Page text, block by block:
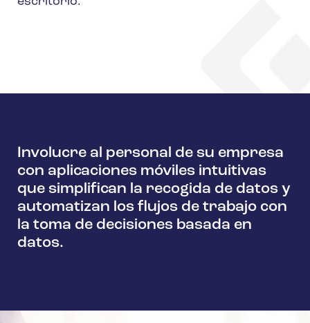
Involucre al personal de su empresa
con aplicaciones móviles intuitivas
que simplifican la recogida de datos y
automatizan los flujos de trabajo con
la toma de decisiones basada en
datos.